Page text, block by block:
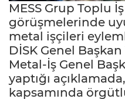
MESS Grup Toplu
görüşmelerinde
metal işçileri
DİSK Genel Başkan
Metal-İş Genel
yaptığı
kapsamında